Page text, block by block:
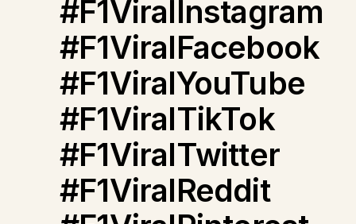
#F1ViralInstagram
#F1ViralFacebook
#F1ViralYouTube
#F1ViralTikTok
#F1ViralTwitter
#F1ViralReddit